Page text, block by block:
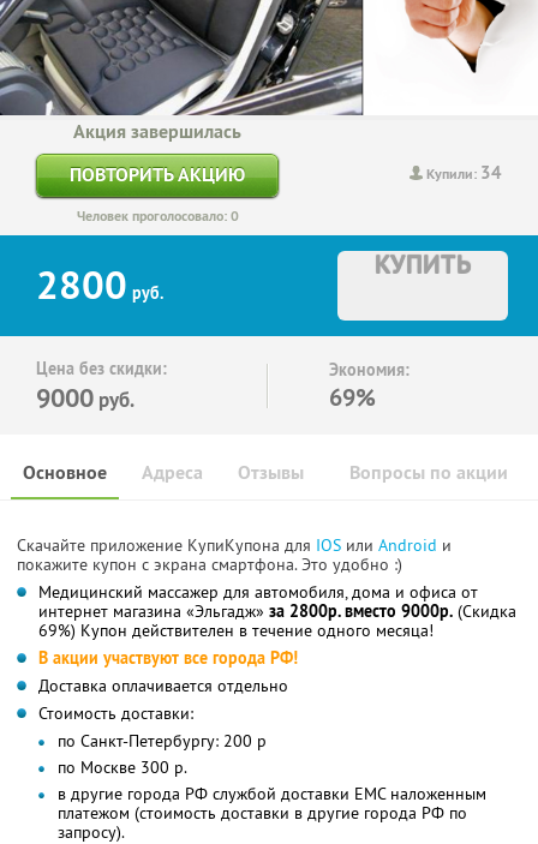
Купили: 34
Акция завершилась
ПОВТОРИТЬ АКЦИЮ
Человек проголосовало: 0
2800 руб.
КУПИТЬ
Цена без скидки:
9000 руб.
Экономия:
69%
Основное Отзывы Вопросы по акции
Адреса
Скачайте приложение КупиКупона для IOS или Android и
покажите купон с экрана смартфона. Это удобно :)
Медицинский массажер для автомобиля, дома и офиса от
интернет магазина «Эльгадж» за 2800р. вместо 9000р. (Скидка
69%) Купон действителен в течение одного месяца!
В акции участвуют все города РФ!
Доставка оплачивается отдельно
Стоимость доставки:
по Санкт-Петербургу: 200 р
по Москве 300 р.
в другие города РФ службой доставки ЕМС наложенным
платежом (стоимость доставки в другие города РФ по
запросу).